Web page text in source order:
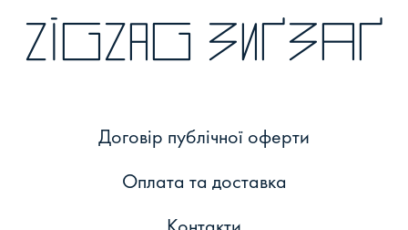
zigzag зиґзаґ
Договір публічної оферти
Оплата та доставка